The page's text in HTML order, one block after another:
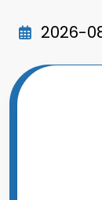
ツ
へ
2026-